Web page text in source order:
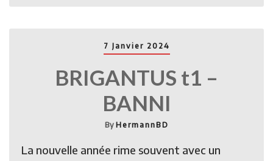
7 Janvier 2024
BRIGANTUS t1 –
BANNI
By HermannBD
La nouvelle année rime souvent avec un